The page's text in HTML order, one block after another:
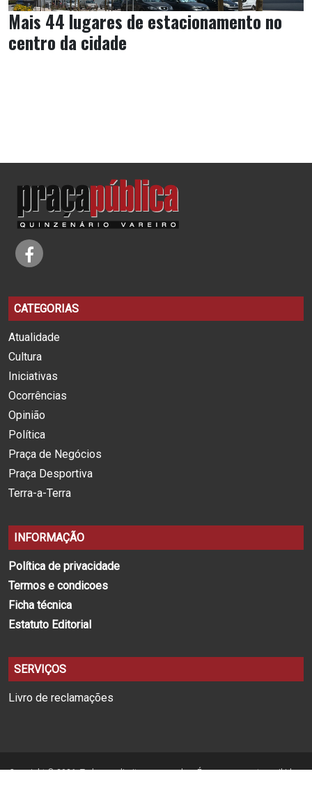
Mais 44 lugares de estacionamento no
centro da cidade
CATEGORIAS
Atualidade
Cultura
Iniciativas
Ocorrências
Opinião
Política
Praça de Negócios
Praça Desportiva
Terra-a-Terra
INFORMAÇÃO
Política de privacidade
Termos e condicoes
Ficha técnica
Estatuto Editorial
SERVIÇOS
Livro de reclamações
Copyright © 2026. Todos os direitos reservados. É expressamente proibida a